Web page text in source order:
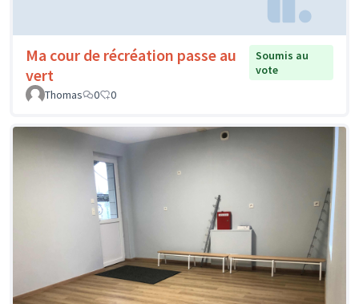
Ma cour de récréation passe au
vert
Soumis au
vote
Thomas
0 0